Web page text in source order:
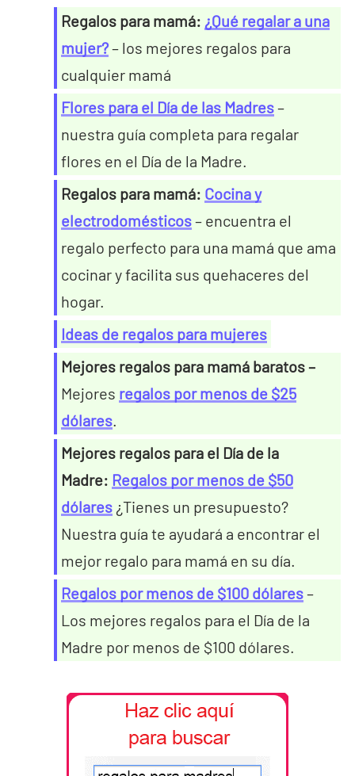
Regalos para mamá: ¿Qué regalar a una
mujer?– los mejores regalos para
cualquier mamá
Flores para el Día de las Madres–
nuestra guía completa para regalar
flores en el Día de la Madre.
Regalos para mamá: Cocina y
electrodomésticos– encuentra el
regalo perfecto para una mamá que ama
cocinar y facilita sus quehaceres del
hogar.
Ideas de regalos para mujeres
Mejores regalos para mamá baratos –
Mejores regalos por menos de $25
dólares.
Mejores regalos para el Día de la
Madre: Regalos por menos de $50
dólares ¿Tienes un presupuesto?
Nuestra guía te ayudará a encontrar el
mejor regalo para mamá en su día.
Regalos por menos de $100 dólares–
Los mejores regalos para el Día de la
Madre por menos de $100 dólares.